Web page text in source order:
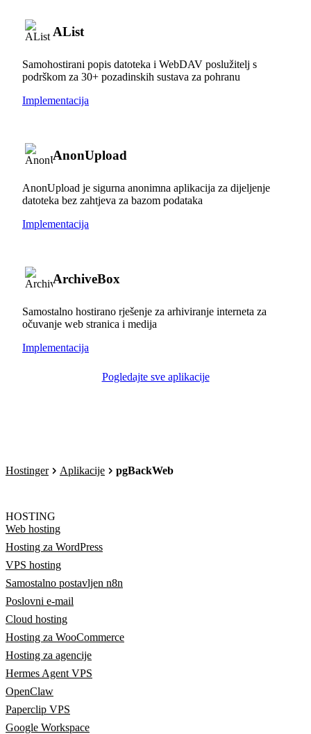
AList
Samohostirani popis datoteka i WebDAV poslužitelj s
podrškom za 30+ pozadinskih sustava za pohranu
Implementacija
AnonUpload
AnonUpload je sigurna anonimna aplikacija za dijeljenje
datoteka bez zahtjeva za bazom podataka
Implementacija
ArchiveBox
Samostalno hostirano rješenje za arhiviranje interneta za
očuvanje web stranica i medija
Implementacija
Pogledajte sve aplikacije
Hostinger Aplikacije pgBackWeb
HOSTING
Web hosting
Hosting za WordPress
VPS hosting
Samostalno postavljen n8n
Poslovni e-mail
Cloud hosting
Hosting za WooCommerce
Hosting za agencije
Hermes Agent VPS
OpenClaw
Paperclip VPS
Google Workspace